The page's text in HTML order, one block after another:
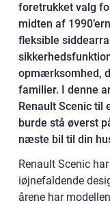
foretrukket valg
midten af
fleksible
opmærksomhed,
familier. I denne
Renault Scenic
burde stå øverst
næste bil til din
Renault Scenic
iøjnefaldende
årene har